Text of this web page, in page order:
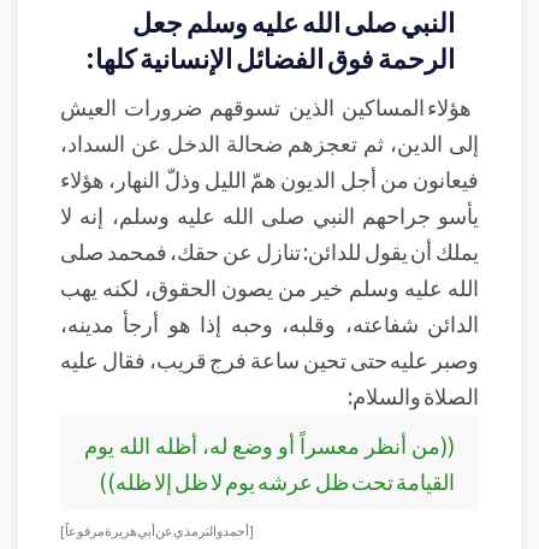
النبي صلى الله عليه وسلم جعل
الرحمة فوق الفضائل الإنسانية كلها:
هؤلاء المساكين الذين تسوقهم ضرورات العيش
إلى الدين، ثم تعجزهم ضحالة الدخل عن السداد،
فيعانون من أجل الديون همّ الليل وذلّ النهار، هؤلاء
يأسو جراحهم النبي صلى الله عليه وسلم، إنه لا
يملك أن يقول للدائن: تنازل عن حقك، فمحمد صلى
الله عليه وسلم خير من يصون الحقوق، لكنه يهب
الدائن شفاعته، وقلبه، وحبه إذا هو أرجأ مدينه،
وصبر عليه حتى تحين ساعة فرج قريب، فقال عليه
الصلاة والسلام:
((من أنظر معسراً أو وضع له، أظله الله يوم
القيامة تحت ظل عرشه يوم لا ظل إلا ظله))
[ أحمد و الترمذي عن أبي هريرة مرفوعاً ]